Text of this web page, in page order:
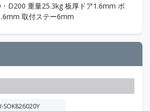
D200 重量25.3kg 板厚ドア1.6mm ボ
取付ステー6mm
SOK826020Y